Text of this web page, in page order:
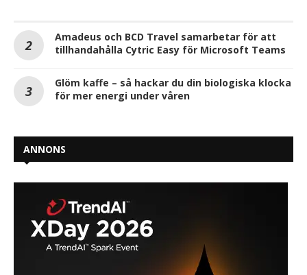
Amadeus och BCD Travel samarbetar för att
tillhandahålla Cytric Easy för Microsoft Teams
Glöm kaffe – så hackar du din biologiska klocka
för mer energi under våren
ANNONS